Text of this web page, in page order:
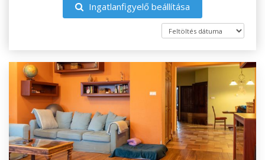
Ingatlanfigyelő beállítása